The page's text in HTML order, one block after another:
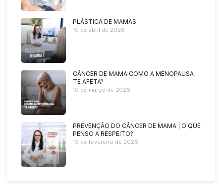
PLÁSTICA DE MAMAS
10 de abril de 2026
CÂNCER DE MAMA COMO A MENOPAUSA
TE AFETA?
10 de março de 2026
PREVENÇÃO DO CÂNCER DE MAMA | O QUE
PENSO A RESPEITO?
19 de fevereiro de 2026